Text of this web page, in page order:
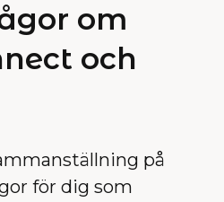
om
och
på
för dig som